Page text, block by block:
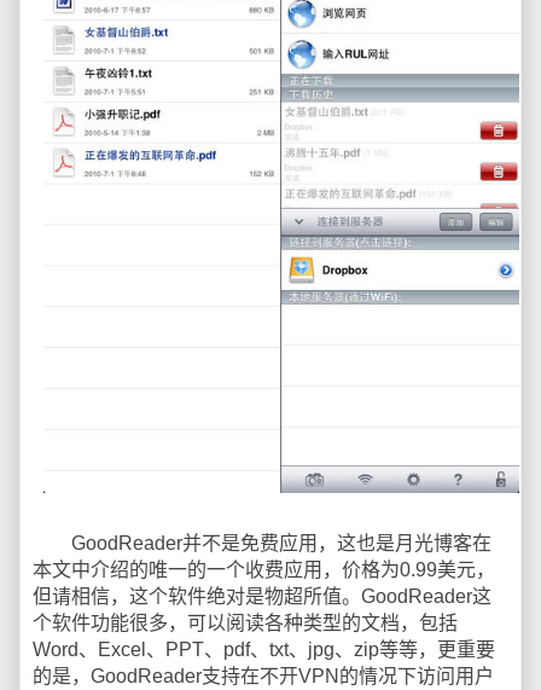
GoodReader并不是免费应用，这也是月光博客在
本文中介绍的唯一的一个收费应用，价格为0.99美元，
但请相信，这个软件绝对是物超所值。GoodReader这
个软件功能很多，可以阅读各种类型的文档，包括
Word、Excel、PPT、pdf、txt、jpg、zip等等，更重要
的是，GoodReader支持在不开VPN的情况下访问用户